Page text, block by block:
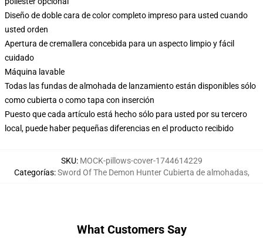
Diseño de doble cara de color completo impreso para usted cuando
usted orden
Apertura de cremallera concebida para un aspecto limpio y fácil
cuidado
Máquina lavable
Todas las fundas de almohada de lanzamiento están disponibles sólo
como cubierta o como tapa con inserción
Puesto que cada artículo está hecho sólo para usted por su tercero
local, puede haber pequeñas diferencias en el producto recibido
SKU: MOCK-pillows-cover-1744614229
Categorías:Sword Of The Demon Hunter Cubierta de almohadas,
What Customers Say